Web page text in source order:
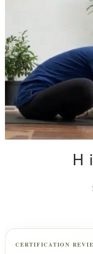
CERTIFICATION